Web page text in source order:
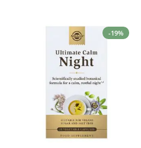
-19%